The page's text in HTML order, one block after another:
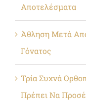
Αποτελέσματα
Άθληση Μετά
Γόνατος
Τρία Συχνά
Πρέπει Να